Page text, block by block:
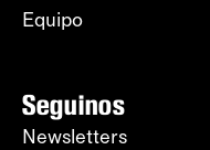
Equipo
Seguinos
Newsletters